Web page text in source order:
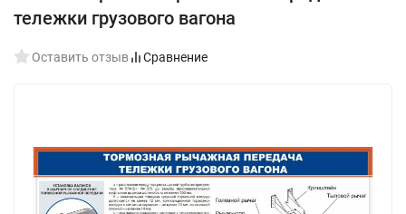
тележки грузового вагона
Оставить отзыв Сравнение